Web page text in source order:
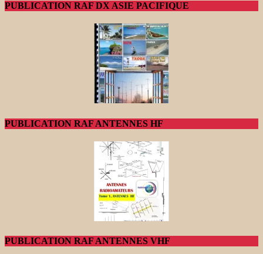
PUBLICATION RAF DX ASIE PACIFIQUE
PUBLICATION RAF ANTENNES HF
PUBLICATION RAF ANTENNES VHF